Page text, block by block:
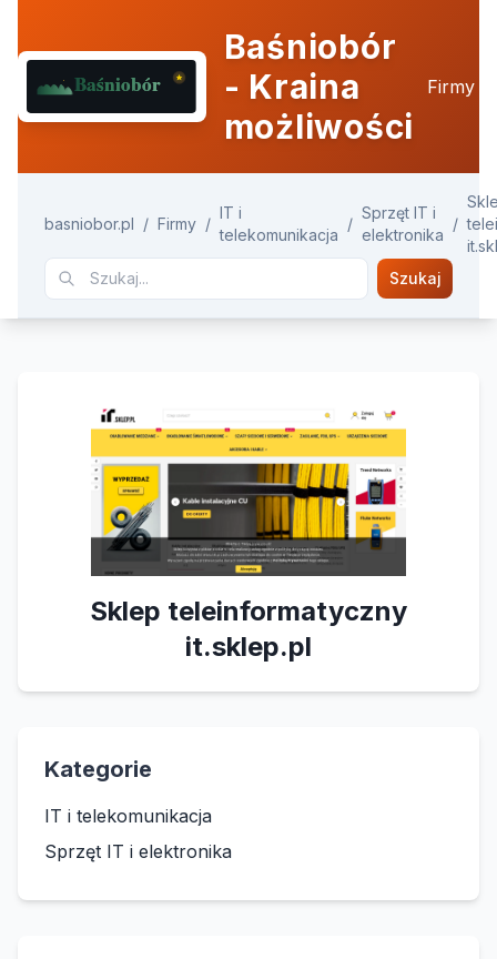
Baśniobór
- Kraina
możliwości
Firmy
basniobor.pl / Firmy /
IT i
telekomunikacja
/
Sprzęt IT i
elektronika
/
Szukaj
Sklep teleinformatyczny
it.sklep.pl
Kategorie
IT i telekomunikacja
Sprzęt IT i elektronika